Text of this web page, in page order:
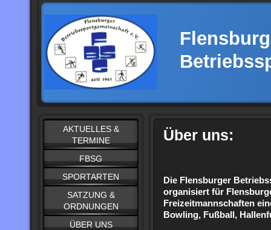
AKTUELLES &
TERMINE
FBSG
SPORTARTEN
SATZUNG &
ORDNUNGEN
ÜBER UNS
Über uns:
Die Flensburger
organisiert für
Freizeitmannschaften
Bowling, Fußball,